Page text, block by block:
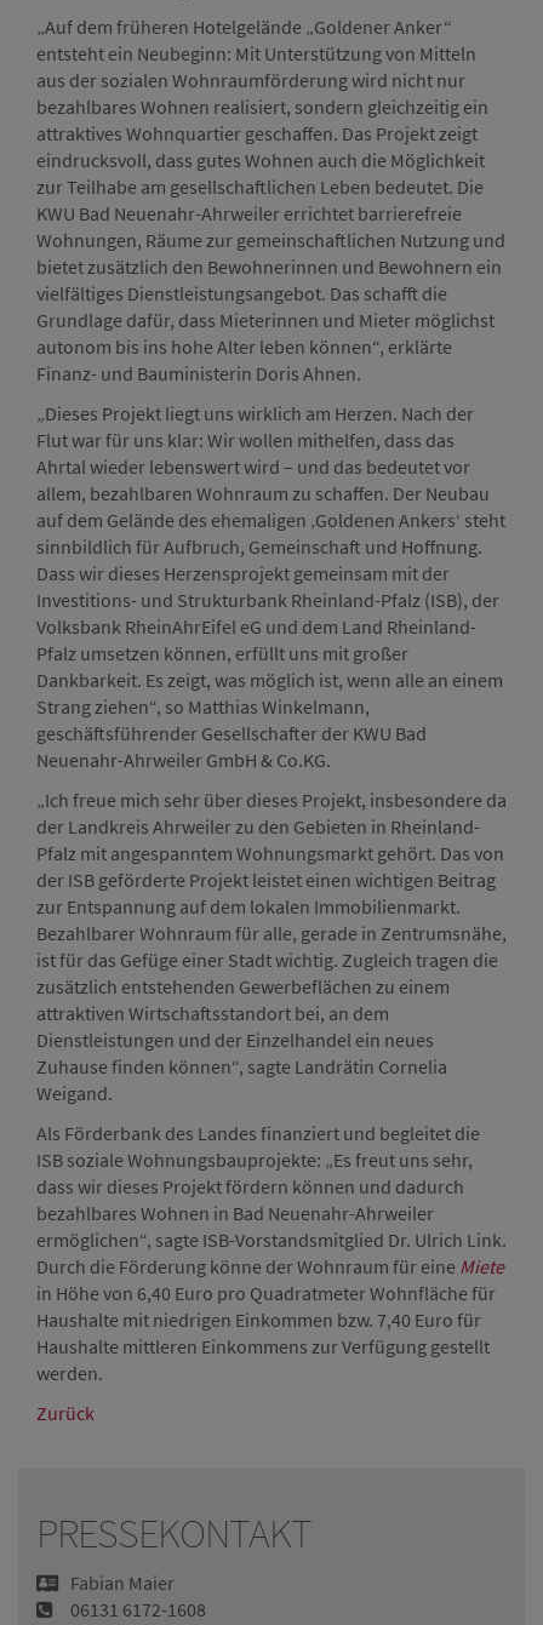
„Auf dem früheren Hotelgelände „Goldener Anker“
entsteht ein Neubeginn: Mit Unterstützung von Mitteln
aus der sozialen Wohnraumförderung wird nicht nur
bezahlbares Wohnen realisiert, sondern gleichzeitig ein
attraktives Wohnquartier geschaffen. Das Projekt zeigt
eindrucksvoll, dass gutes Wohnen auch die Möglichkeit
zur Teilhabe am gesellschaftlichen Leben bedeutet. Die
KWU Bad Neuenahr-Ahrweiler errichtet barrierefreie
Wohnungen, Räume zur gemeinschaftlichen Nutzung und
bietet zusätzlich den Bewohnerinnen und Bewohnern ein
vielfältiges Dienstleistungsangebot. Das schafft die
Grundlage dafür, dass Mieterinnen und Mieter möglichst
autonom bis ins hohe Alter leben können“, erklärte
Finanz- und Bauministerin Doris Ahnen.
„Dieses Projekt liegt uns wirklich am Herzen. Nach der
Flut war für uns klar: Wir wollen mithelfen, dass das
Ahrtal wieder lebenswert wird – und das bedeutet vor
allem, bezahlbaren Wohnraum zu schaffen. Der Neubau
auf dem Gelände des ehemaligen ‚Goldenen Ankers‘ steht
sinnbildlich für Aufbruch, Gemeinschaft und Hoffnung.
Dass wir dieses Herzensprojekt gemeinsam mit der
Investitions- und Strukturbank Rheinland-Pfalz (ISB), der
Volksbank RheinAhrEifel eG und dem Land Rheinland-
Pfalz umsetzen können, erfüllt uns mit großer
Dankbarkeit. Es zeigt, was möglich ist, wenn alle an einem
Strang ziehen“, so Matthias Winkelmann,
geschäftsführender Gesellschafter der KWU Bad
Neuenahr-Ahrweiler GmbH & Co.KG.
„Ich freue mich sehr über dieses Projekt, insbesondere da
der Landkreis Ahrweiler zu den Gebieten in Rheinland-
Pfalz mit angespanntem Wohnungsmarkt gehört. Das von
der ISB geförderte Projekt leistet einen wichtigen Beitrag
zur Entspannung auf dem lokalen Immobilienmarkt.
Bezahlbarer Wohnraum für alle, gerade in Zentrumsnähe,
ist für das Gefüge einer Stadt wichtig. Zugleich tragen die
zusätzlich entstehenden Gewerbeflächen zu einem
attraktiven Wirtschaftsstandort bei, an dem
Dienstleistungen und der Einzelhandel ein neues
Zuhause finden können“, sagte Landrätin Cornelia
Weigand.
Als Förderbank des Landes finanziert und begleitet die
ISB soziale Wohnungsbauprojekte: „Es freut uns sehr,
dass wir dieses Projekt fördern können und dadurch
bezahlbares Wohnen in Bad Neuenahr-Ahrweiler
ermöglichen“, sagte ISB-Vorstandsmitglied Dr. Ulrich Link.
Durch die Förderung könne der Wohnraum für eine Miete
in Höhe von 6,40 Euro pro Quadratmeter Wohnfläche für
Haushalte mit niedrigen Einkommen bzw. 7,40 Euro für
Haushalte mittleren Einkommens zur Verfügung gestellt
werden.
Zurück
PRESSEKONTAKT
Fabian Maier
06131 6172-1608